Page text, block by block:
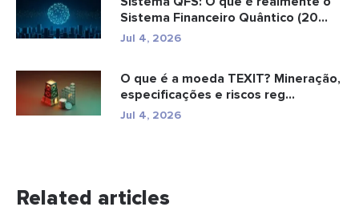
Sistema Financeiro Quântico (20...
Jul 4, 2026
O que é a moeda TEXIT? Mineração,
especificações e riscos reg...
Jul 4, 2026
Related articles